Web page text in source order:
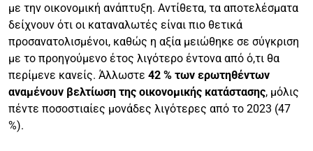
με την οικονομική ανάπτυξη. Αντίθετα, τα αποτελέσματα
δείχνουν ότι οι καταναλωτές είναι πιο θετικά
προσανατολισμένοι, καθώς η αξία μειώθηκε σε σύγκριση
με το προηγούμενο έτος λιγότερο έντονα από ό,τι θα
περίμενε κανείς. Άλλωστε 42 % των ερωτηθέντων
αναμένουν βελτίωση της οικονομικής κατάστασης, μόλις
πέντε ποσοστιαίες μονάδες λιγότερες από το 2023 (47
%).